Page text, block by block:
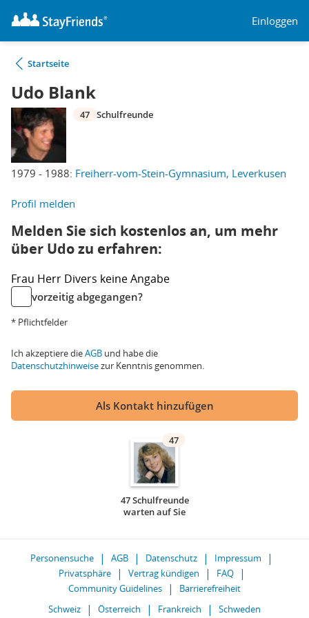
Einloggen
Startseite
Udo Blank
1979 - 1988: Freiherr-vom-Stein-Gymnasium, Leverkusen
47 Schulfreunde
Profil melden
Melden Sie sich kostenlos an, um mehr
über Udo zu erfahren:
Frau Herr Divers keine Angabe
vorzeitig abgegangen?
* Pflichtfelder
Ich akzeptiere dieAGB und habe die
Datenschutzhinweisezur Kenntnis genommen.
Als Kontakt hinzufügen
47
47 Schulfreunde
warten auf Sie
Personensuche AGB Datenschutz
Impressum
Privatsphäre
Vertrag kündigen
FAQ
Community Guidelines
Barrierefreiheit
Schweiz
Österreich Frankreich Schweden